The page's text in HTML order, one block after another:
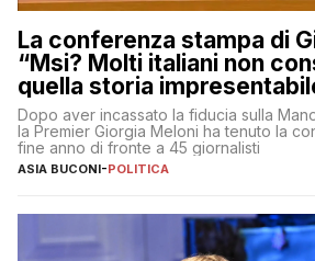
La conferenza stampa di
“Msi? Molti italiani non
quella storia
al 25 aprile”
Dopo aver incassato la fiducia sulla
la Premier Giorgia Meloni ha tenuto la
fine anno di fronte a 45 giornalisti
ASIA BUCONI-POLITICA